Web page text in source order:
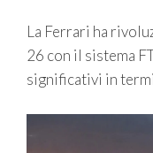
La Ferrari ha
26 con il sistema
significativi in